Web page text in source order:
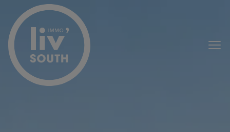
Menu overslaan en naar de inhoud gaan